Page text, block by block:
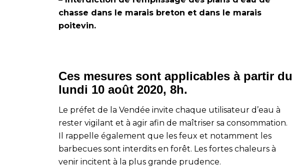
chasse dans le marais breton et dans le marais
poitevin.
Ces mesures sont applicables à partir du
lundi 10 août 2020, 8h.
Le préfet de la Vendée invite chaque utilisateur d’eau à
rester vigilant et à agir afin de maîtriser sa consommation.
Il rappelle également que les feux et notamment les
barbecues sont interdits en forêt. Les fortes chaleurs à
venir incitent à la plus grande prudence.